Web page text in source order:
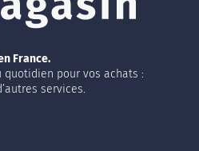
France.
quotidien pour vos achats :
services.